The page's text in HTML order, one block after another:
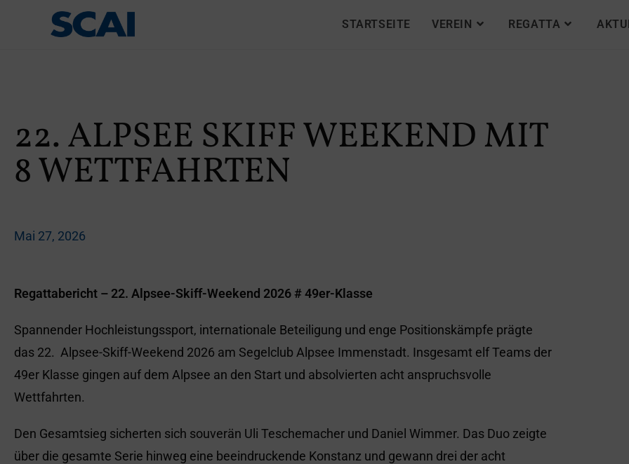
STARTSEITE VEREIN REGATTA
22. ALPSEE SKIFF WEEKEND MIT
8 WETTFAHRTEN
Mai 27, 2026
Regattabericht – 22. Alpsee-Skiff-Weekend 2026 # 49er-Klasse
Spannender Hochleistungssport, internationale Beteiligung und enge Positionskämpfe prägte
das 22. Alpsee-Skiff-Weekend 2026 am Segelclub Alpsee Immenstadt. Insgesamt elf Teams der
49er Klasse gingen auf dem Alpsee an den Start und absolvierten acht anspruchsvolle
Wettfahrten.
Den Gesamtsieg sicherten sich souverän Uli Teschemacher und Daniel Wimmer. Das Duo zeigte
über die gesamte Serie hinweg eine beeindruckende Konstanz und gewann drei der acht